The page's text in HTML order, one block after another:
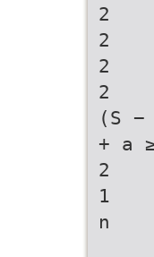
2
2
2
2
(S
+ a
2
1
n